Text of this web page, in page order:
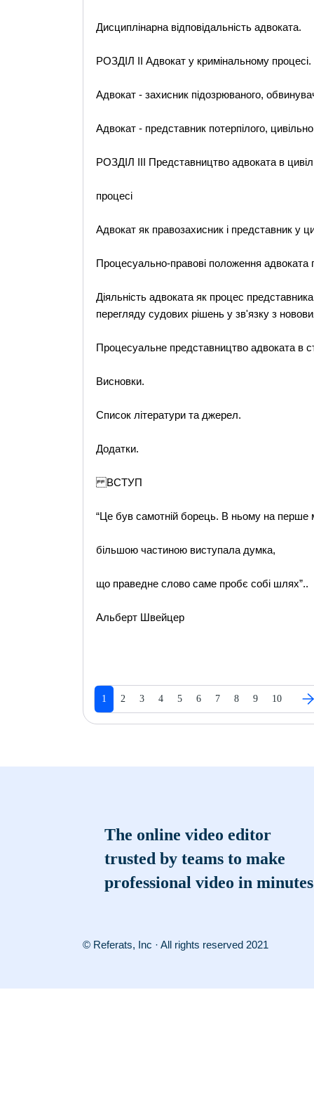
Дисциплінарна відповідальність адвоката.
РОЗДІЛ II Адвокат у кримінальному процесі.
Адвокат - захисник підозрюваного,
Адвокат - представник потерпілого,
РОЗДІЛ III Представництво адвоката в
процесі
Адвокат як правозахисник і представник у
Процесуально-правові положення адвоката
Діяльність адвоката як процес
перегляду судових рішень у зв'язку з
Процесуальне представництво адвоката в
Висновки.
Список літератури та джерел.
Додатки.
ВСТУП
“Це був самотній борець. В ньому на перше
більшою частиною виступала думка,
що праведне слово саме пробє собі шлях”..
Альберт Швейцер
1 2 3 4 5 6 7 8 9 10
The online video editor
trusted by teams to make
professional video in minutes
© Referats, Inc · All rights reserved 2021